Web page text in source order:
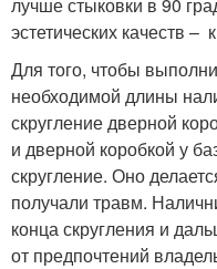
эстетических качеств
Для того, чтобы
необходимой длины
скругление дверной
и дверной коробкой у
скругление. Оно
получали травм.
конца скругления и
от предпочтений